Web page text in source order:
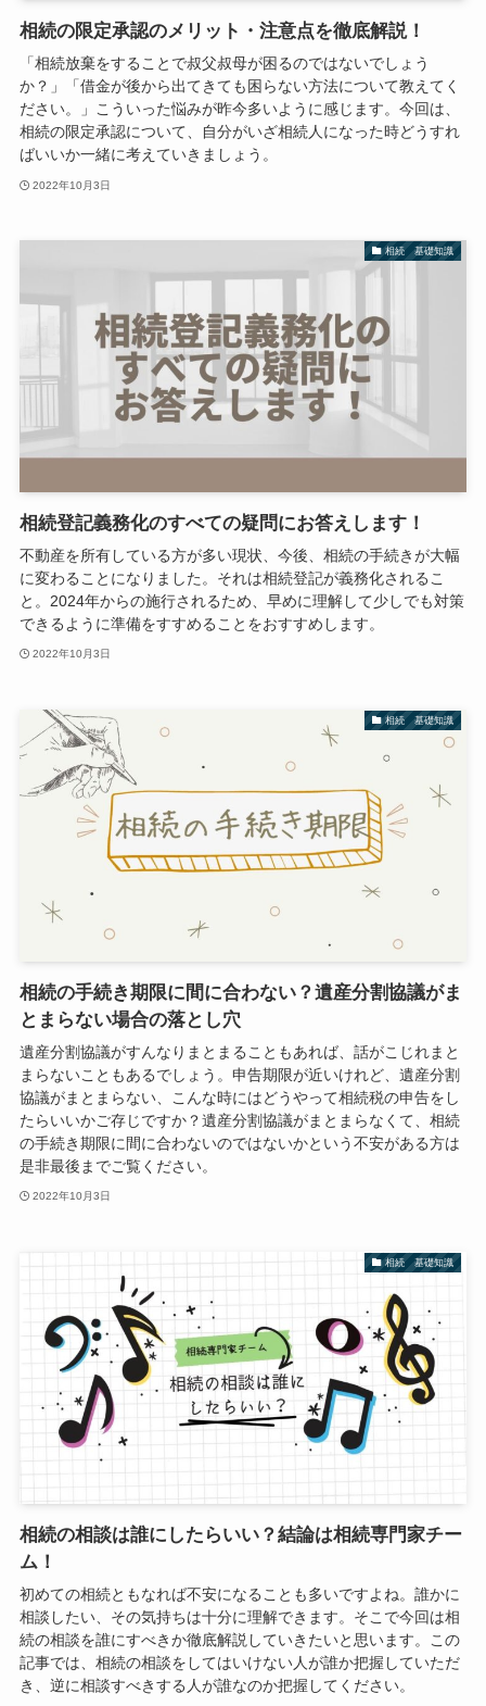
相続の限定承認のメリット・注意点を徹底解説！
「相続放棄をすることで叔父叔母が困るのではないでしょう
か？」「借金が後から出てきても困らない方法について教えてく
ださい。」こういった悩みが昨今多いように感じます。今回は、
相続の限定承認について、自分がいざ相続人になった時どうすれ
ばいいか一緒に考えていきましょう。
2022年10月3日
相続 基礎知識
相続登記義務化のすべての疑問にお答えします！
不動産を所有している方が多い現状、今後、相続の手続きが大幅
に変わることになりました。それは相続登記が義務化されるこ
と。2024年からの施行されるため、早めに理解して少しでも対策
できるように準備をすすめることをおすすめします。
2022年10月3日
相続 基礎知識
相続の手続き期限に間に合わない？遺産分割協議がま
とまらない場合の落とし穴
遺産分割協議がすんなりまとまることもあれば、話がこじれまと
まらないこともあるでしょう。申告期限が近いけれど、遺産分割
協議がまとまらない、こんな時にはどうやって相続税の申告をし
たらいいかご存じですか？遺産分割協議がまとまらなくて、相続
の手続き期限に間に合わないのではないかという不安がある方は
是非最後までご覧ください。
2022年10月3日
相続 基礎知識
相続の相談は誰にしたらいい？結論は相続専門家チー
ム！
初めての相続ともなれば不安になることも多いですよね。誰かに
相談したい、その気持ちは十分に理解できます。そこで今回は相
続の相談を誰にすべきか徹底解説していきたいと思います。この
記事では、相続の相談をしてはいけない人が誰か把握していただ
き、逆に相談すべきする人が誰なのか把握してください。